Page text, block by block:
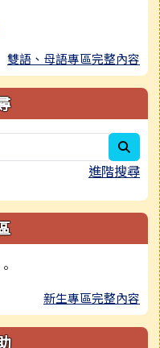
雙語、母語專區完整內容
進階搜尋
新生專區完整內容